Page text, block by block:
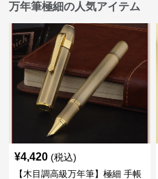
万年筆極細の人気アイテム
¥4,420 (税込)
【木目調高級万年筆】極細 手帳